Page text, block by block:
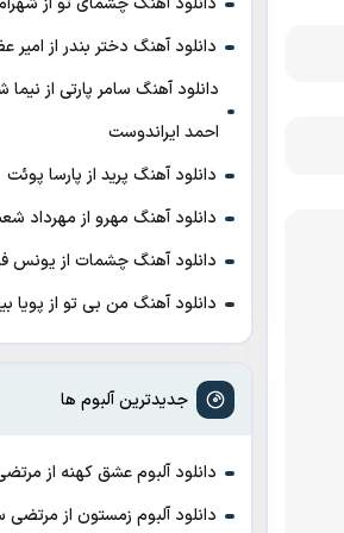
دانلود آهنگ دختر بندر از امیر
دانلود آهنگ سامر پارتی از
احمد ایراندوست
دانلود آهنگ پرید از پارسا پوئت
دانلود آهنگ مهرو از مهرداد
دانلود آهنگ چشمات از یونس
دانلود آهنگ من بی تو از پویا
جدیدترین آلبوم ها
دانلود آلبوم عشق کهنه از
دانلود آلبوم زمستون از